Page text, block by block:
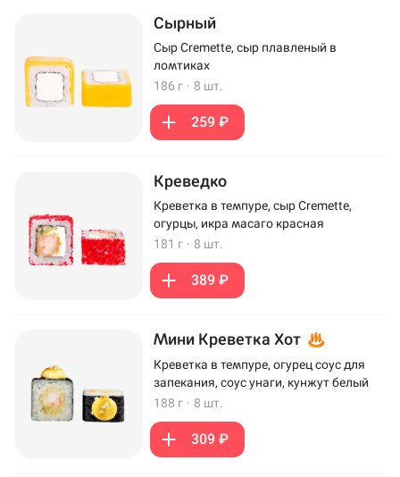
Сырный
Сыр Cremette, сыр плавленый в
ломтиках
186 г · 8 шт.
259 ₽
Креведко
Креветка в темпуре, сыр Cremette,
огурцы, икра масаго красная
181 г · 8 шт.
389 ₽
Мини Креветка Хот
Креветка в темпуре, огурец соус для
запекания, соус унаги, кунжут белый
188 г · 8 шт.
309 ₽